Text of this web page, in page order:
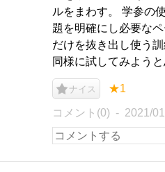
ルをまわす。 学参の
題を明確にし必要な
だけを抜き出し使う
同様に試してみようと
ナイス ★1
コメント(0) 2021/